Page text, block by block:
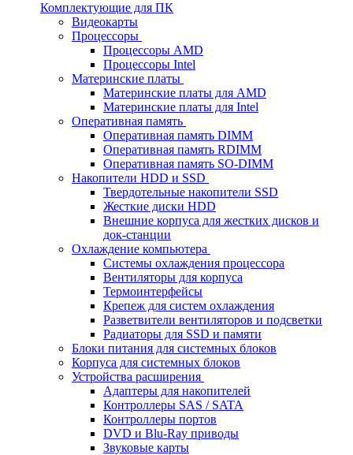
Комплектующие для ПК
Видеокарты
Процессоры
Процессоры AMD
Процессоры Intel
Материнские платы
Материнские платы для AMD
Материнские платы для Intel
Оперативная память
Оперативная память DIMM
Оперативная память RDIMM
Оперативная память SO-DIMM
Накопители HDD и SSD
Твердотельные накопители SSD
Жесткие диски HDD
Внешние корпуса для жестких дисков и
док-станции
Охлаждение компьютера
Системы охлаждения процессора
Вентиляторы для корпуса
Термоинтерфейсы
Крепеж для систем охлаждения
Разветвители вентиляторов и подсветки
Радиаторы для SSD и памяти
Блоки питания для системных блоков
Корпуса для системных блоков
Устройства расширения
Адаптеры для накопителей
Контроллеры SAS / SATA
Контроллеры портов
DVD и Blu-Ray приводы
Звуковые карты